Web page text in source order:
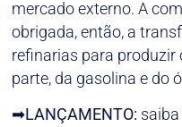
mercado externo. A
obrigada, então, a
refinarias para produzir
parte, da gasolina e do
➡LANÇAMENTO: saiba